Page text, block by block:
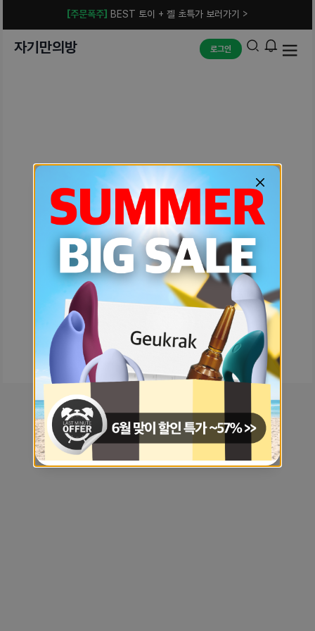
[주문폭주] BEST 토이 + 젤 초특가 보러가기 >
자기만의방 로그인
예상치 못한 에러입니다.